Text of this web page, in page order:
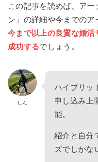
この記事を読めば、ア
ン」の詳細や今までのア
今まで以上の良質な婚
成功するでしょう。
しん
ハイブリッ
申し込み上
能。
紹介と自分
ズでしかな